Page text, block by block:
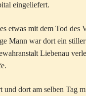
eingeliefert.
etwas mit dem Tod
Mann war dort ein
Liebenau
dort am selben Tag